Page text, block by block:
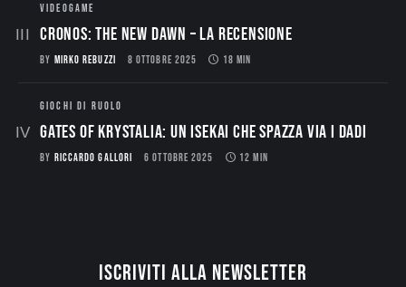
VIDEOGAME
CRONOS: THE NEW DAWN – La Recensione
BY MIRKO REBUZZI 8 OTTOBRE 2025 18 MIN
GIOCHI DI RUOLO
Gates of Krystalia: Un Isekai che spazza via i dadi
BY RICCARDO GALLORI 6 OTTOBRE 2025 12 MIN
Iscriviti alla newsletter